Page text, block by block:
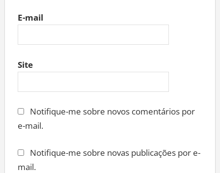
E-mail
Site
Notifique-me sobre novos comentários por
e-mail.
Notifique-me sobre novas publicações por e-
mail.